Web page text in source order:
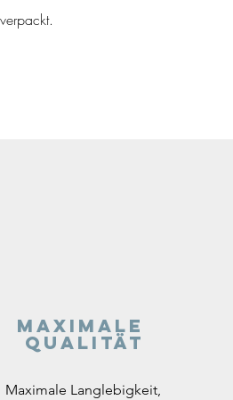
Maximale
Qualität
Maximale Langlebigkeit,